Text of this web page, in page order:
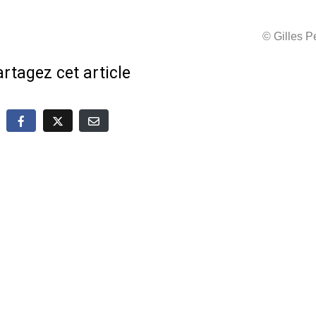
© Gilles
cet article